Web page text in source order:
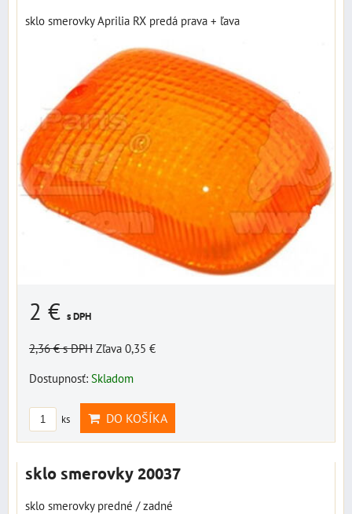
sklo smerovky Aprilia RX predá prava + ľava
2 € s DPH
2,36 €s DPH Zľava 0,35 €
Dostupnosť: Skladom
ks DO KOŠÍKA
sklo smerovky 20037
sklo smerovky predné / zadné